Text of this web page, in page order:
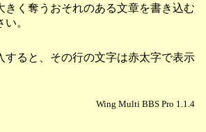
きく奪うおそれのある文章を書き込む
。
ると、その行の文字は赤太字で表示
Wing Multi BBS Pro 1.1.4